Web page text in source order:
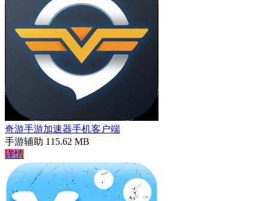
奇游手游加速器手机客户端
手游辅助 115.62 MB
详情